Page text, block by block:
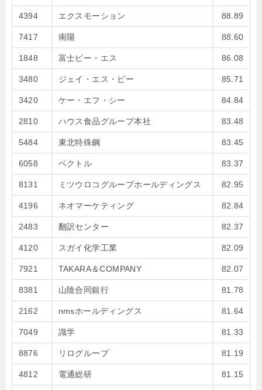
4394 エクスモーション 88.89
7417 南陽 88.60
1848 富士ピー・エス 86.08
3480 ジェイ・エス・ビー 85.71
3420 ケー・エフ・シー 84.84
2810 ハウス食品グループ本社 83.48
5484 東北特殊鋼 83.45
6058 ベクトル 83.37
8131 ミツウロコグループホールディングス 82.95
4196 ネオマーケティング 82.84
2483 翻訳センター 82.37
4120 スガイ化学工業 82.09
7921 TAKARA＆COMPANY 82.07
8381 山陰合同銀行 81.78
2162 nmsホールディングス 81.64
7049 識学 81.33
8876 リログループ 81.19
4812 電通総研 81.15